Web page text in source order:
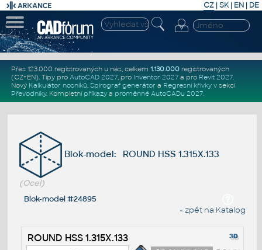
CZ | SK| EN | DE
Přes 123.000 registrovaných u nás, celkem 1.130.000registrovaných
(CZ+EN). Tipy pro AutoCAD 2027, pro Inventor 2027a pro Revit 2027.
Nový Kalkulátor nosníků, Spirograf generátor a Regresní křivkyv sekci
Převodníky. Kompletní příkazya proměnné AutoCADu 2027.
Blok-model: ROUND HSS 1.315X.133
(Ocel)
Blok-model #24895
« zpět na Katalog
ROUND HSS 1.315X.133